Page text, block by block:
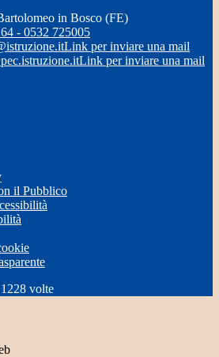
in Bosco (FE)
- 0532 725005
Link per inviare una mail
Link per inviare una mail
il Pubblico
1228 volte